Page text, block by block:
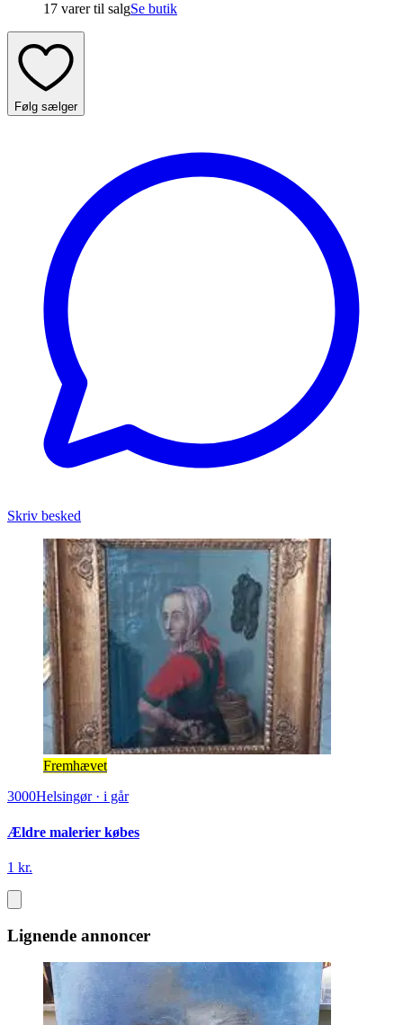
17 varertil salgSe butik
Følg sælger
Skriv besked
Fremhævet
3000Helsingør· i går
Ældre malerier købes
1 kr.
Lignende annoncer